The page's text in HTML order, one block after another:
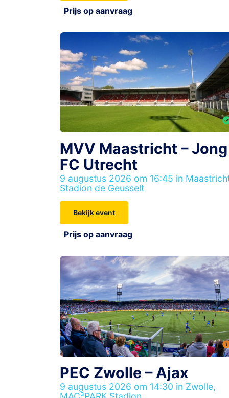
Prijs op aanvraag
MVV Maastricht – Jong
FC Utrecht
9 augustus 2026 om 16:45 in
Stadion de Geusselt
Bekijk event
Prijs op aanvraag
PEC Zwolle – Ajax
9 augustus 2026 om 14:30 in Zwolle,